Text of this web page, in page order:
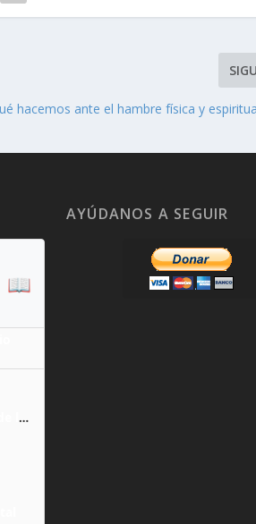
hacemos ante el hambre física y
📖
Santa Teresa Benedicta de la Cruz
AYÚDANOS A SEGUIR